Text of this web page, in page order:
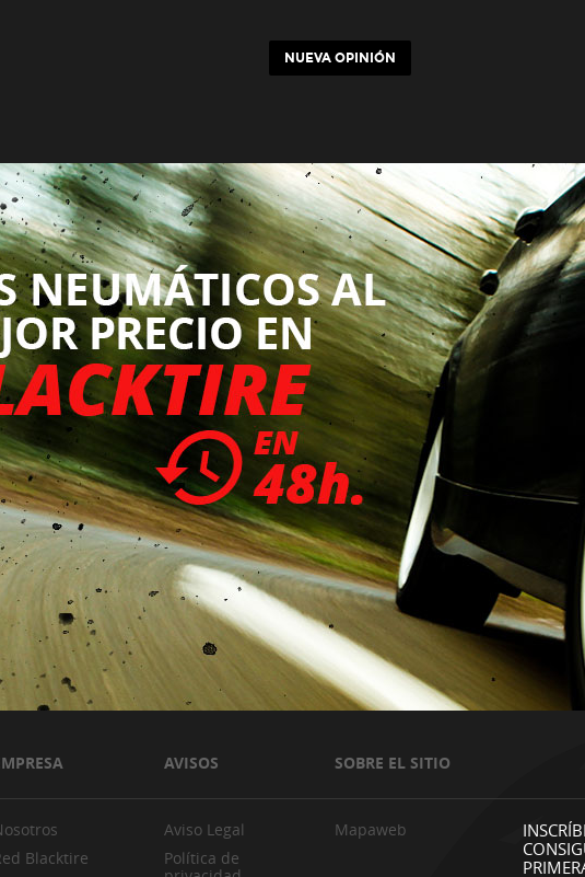
NUEVA OPINIÓN
AVISOS SOBRE EL SITIO
Blacktire
Aviso Legal
Política de
Mapaweb